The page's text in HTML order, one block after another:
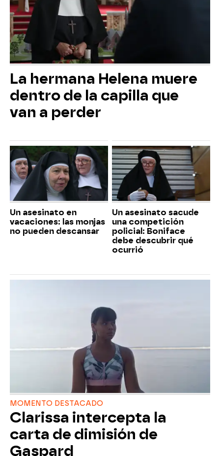
La hermana Helena muere
dentro de la capilla que
van a perder
Un asesinato en
vacaciones: las monjas
no pueden descansar
Un asesinato sacude
una competición
policial: Boniface
debe descubrir qué
ocurrió
MOMENTO DESTACADO
Clarissa intercepta la
carta de dimisión de
Gaspard